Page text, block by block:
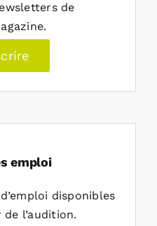
de
emploi
disponibles
l’audition.